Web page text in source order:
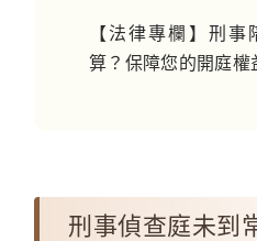
【法律專欄】刑
算？保障您的開庭權
刑事偵查庭未到